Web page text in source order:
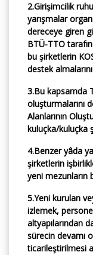
2.Girişimcilik
yarışmalar
dereceye giren
BTÜ-TTO
bu şirketlerin
destek
3.Bu kapsamda
oluşturmalarını
Alanlarının
kuluçka/kuluçka
4.Benzer yâda
şirketlerin
yeni mezunların
5.Yeni kurulan
izlemek,
altyapılarından
sürecin devamı
ticarileştirilmesi